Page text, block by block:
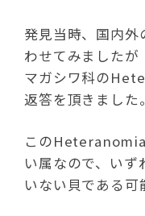
発見当時、国内
わせてみましたが
マガシワ科の
返答を頂きました。
この
い属なので、いず
いない貝である可